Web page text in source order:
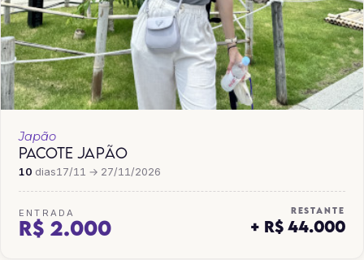
Japão
PACOTE JAPÃO
10 dias17/11 → 27/11/2026
ENTRADA
R$ 2.000
RESTANTE
+ R$ 44.000